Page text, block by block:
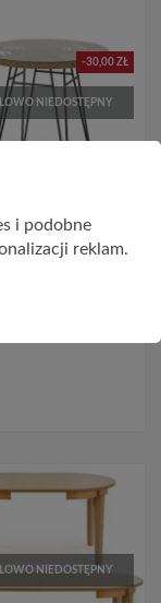
-30,00 ZŁ
NIEDOSTĘPNY
rattan FALCON
+ czarny
NIEDOSTĘPNY
i podobne
reklam.